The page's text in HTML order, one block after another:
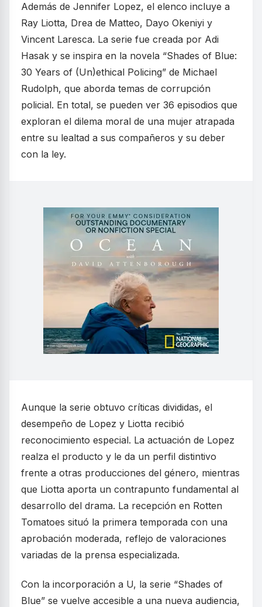
Además de Jennifer Lopez, el elenco incluye a
Ray Liotta, Drea de Matteo, Dayo Okeniyi y
Vincent Laresca. La serie fue creada por Adi
Hasak y se inspira en la novela “Shades of Blue:
30 Years of (Un)ethical Policing” de Michael
Rudolph, que aborda temas de corrupción
policial. En total, se pueden ver 36 episodios que
exploran el dilema moral de una mujer atrapada
entre su lealtad a sus compañeros y su deber
con la ley.
Aunque la serie obtuvo críticas divididas, el
desempeño de Lopez y Liotta recibió
reconocimiento especial. La actuación de Lopez
realza el producto y le da un perfil distintivo
frente a otras producciones del género, mientras
que Liotta aporta un contrapunto fundamental al
desarrollo del drama. La recepción en Rotten
Tomatoes situó la primera temporada con una
aprobación moderada, reflejo de valoraciones
variadas de la prensa especializada.
Con la incorporación a U, la serie “Shades of
Blue” se vuelve accesible a una nueva audiencia,